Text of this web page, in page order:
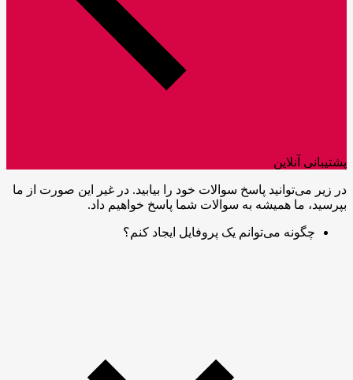
پشتیبانی آنلاین
در زیر می‌توانید پاسخ سوالات خود را بیابید. در غیر این صورت از ما
بپرسید، ما همیشه به سوالات شما پاسخ خواهیم داد.
چگونه می‌توانم یک پروفایل ایجاد کنم؟